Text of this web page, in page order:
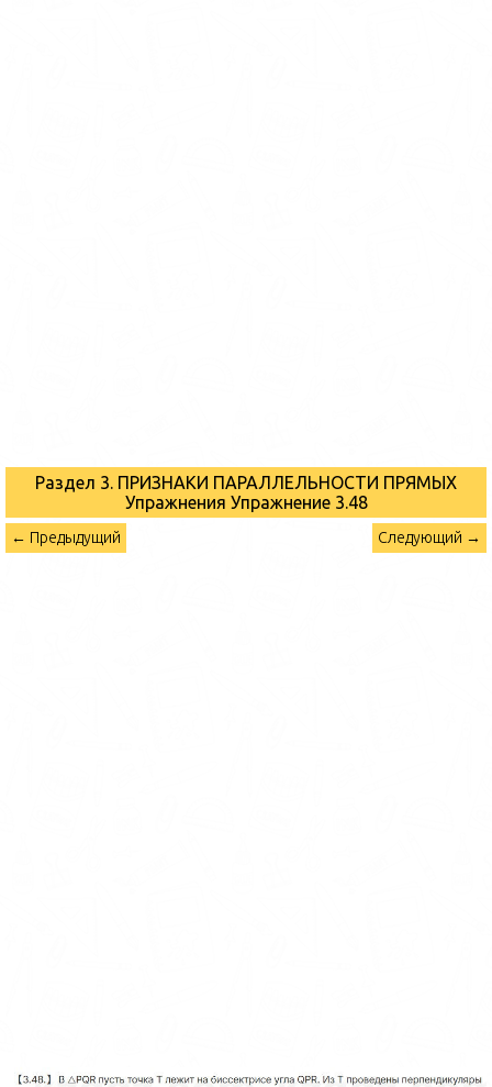
Раздел 3. ПРИЗНАКИ ПАРАЛЛЕЛЬНОСТИ ПРЯМЫХ
Упражнения Упражнение 3.48
← Предыдущий Следующий →